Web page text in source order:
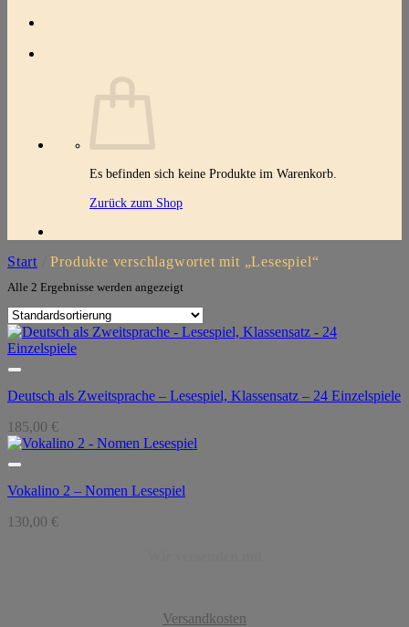
Es befinden sich keine Produkte im Warenkorb.
Zurück zum Shop
Start Produkte verschlagwortet mit „Lesespiel“
Alle 2 Ergebnisse werden angezeigt
Deutsch als Zweitsprache – Lesespiel, Klassensatz – 24 Einzelspiele
185,00 €
Vokalino 2 – Nomen Lesespiel
130,00 €
Versandkosten